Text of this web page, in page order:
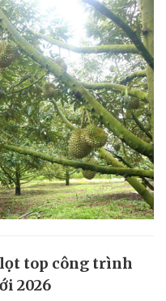
top công trình
2026